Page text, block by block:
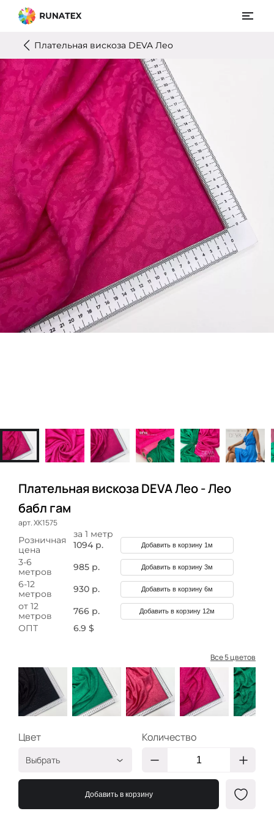
Плательная вискоза DEVA Лео
Плательная вискоза DEVA Лео - Лео
бабл гам
арт. ХК1575
за 1 метр
Розничная
цена
1094 р. Добавить в корзину 1м
3-6
метров
985 р. Добавить в корзину 3м
6-12
метров
930 р. Добавить в корзину 6м
от 12
метров
766 р. Добавить в корзину 12м
ОПТ 6.9 $
Все 5 цветов
Цвет
Выбрать
Лео чёрный
ХК1571
Лео зелёный
ХК1572
Количество
Добавить в корзину